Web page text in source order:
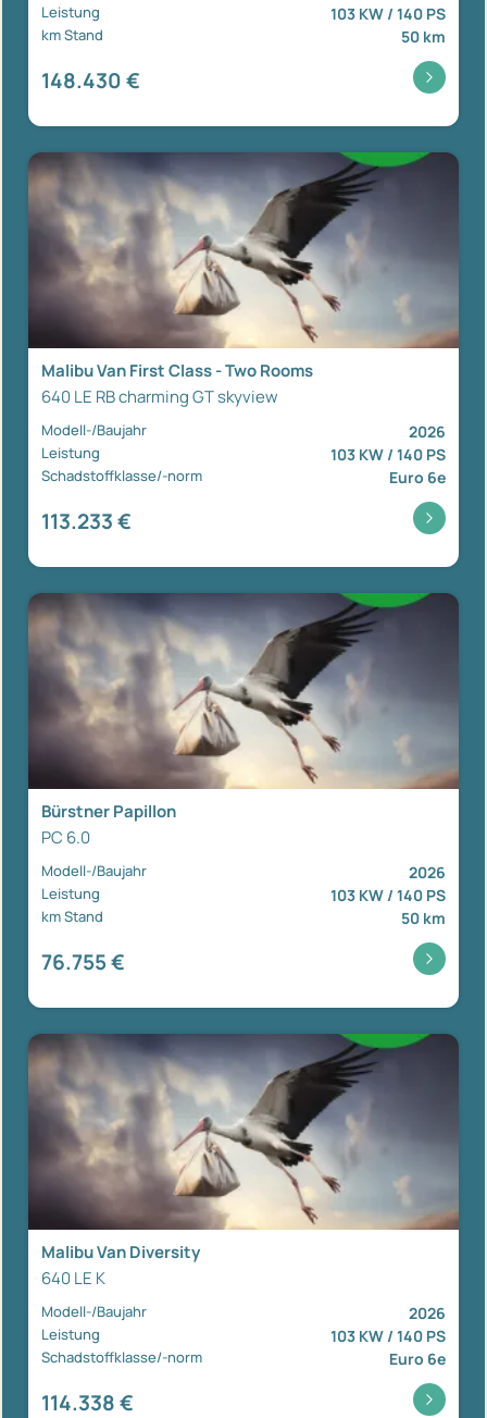
Leistung 103 KW / 140 PS
km Stand 50 km
148.430 €
Malibu Van First Class - Two Rooms
640 LE RB charming GT skyview
Modell-/Baujahr 2026
Leistung 103 KW / 140 PS
Schadstoffklasse/-norm Euro 6e
113.233 €
Bürstner Papillon
PC 6.0
Modell-/Baujahr 2026
Leistung 103 KW / 140 PS
km Stand 50 km
76.755 €
Malibu Van Diversity
640 LE K
Modell-/Baujahr 2026
Leistung 103 KW / 140 PS
Schadstoffklasse/-norm Euro 6e
114.338 €